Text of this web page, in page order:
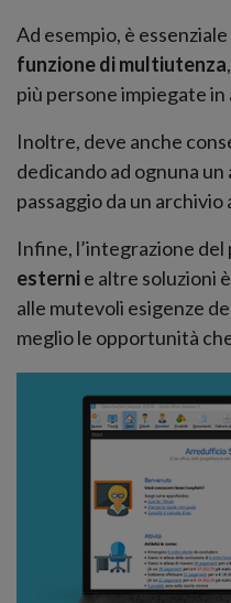
Ad esempio, è
funzione di multiutenza
più persone impiegate in
Inoltre, deve anche
dedicando ad ognuna
passaggio da un archivio
Infine, l’integrazione del
esternie altre soluzioni
alle mutevoli esigenze
meglio le opportunità